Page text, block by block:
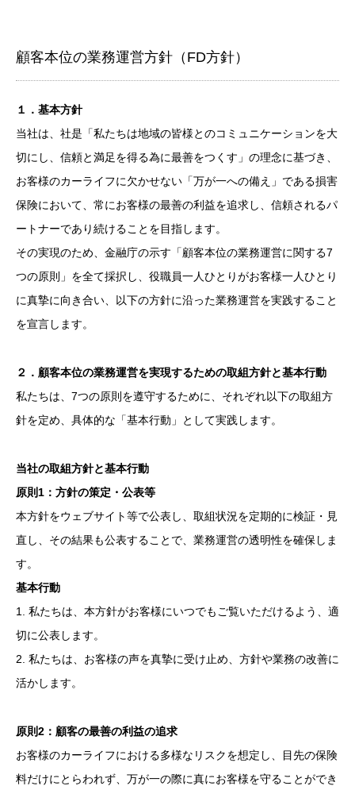
顧客本位の業務運営方針（FD方針）
１．基本方針
当社は、社是「私たちは地域の皆様とのコミュニケーションを大
切にし、信頼と満足を得る為に最善をつくす」の理念に基づき、
お客様のカーライフに欠かせない「万が一への備え」である損害
保険において、常にお客様の最善の利益を追求し、信頼されるパ
ートナーであり続けることを目指します。
その実現のため、金融庁の示す「顧客本位の業務運営に関する7
つの原則」を全て採択し、役職員一人ひとりがお客様一人ひとり
に真摯に向き合い、以下の方針に沿った業務運営を実践すること
を宣言します。
２．顧客本位の業務運営を実現するための取組方針と基本行動
私たちは、7つの原則を遵守するために、それぞれ以下の取組方
針を定め、具体的な「基本行動」として実践します。
当社の取組方針と基本行動
原則1：方針の策定・公表等
本方針をウェブサイト等で公表し、取組状況を定期的に検証・見
直し、その結果も公表することで、業務運営の透明性を確保しま
す。
基本行動
1. 私たちは、本方針がお客様にいつでもご覧いただけるよう、適
切に公表します。
2. 私たちは、お客様の声を真摯に受け止め、方針や業務の改善に
活かします。
原則2：顧客の最善の利益の追求
お客様のカーライフにおける多様なリスクを想定し、目先の保険
料だけにとらわれず、万が一の際に真にお客様を守ることができ